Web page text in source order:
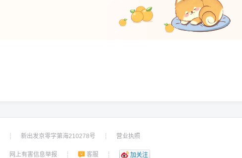
┊ 新出发京零字第海210278号 ┊ 营业执照
网上有害信息举报 ┊ 客服 ┊ 加关注